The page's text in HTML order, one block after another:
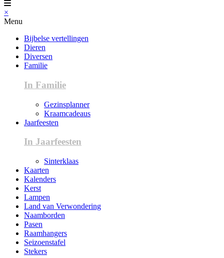
×
Menu
Bijbelse vertellingen
Dieren
Diversen
Familie
In Familie
Gezinsplanner
Kraamcadeaus
Jaarfeesten
In Jaarfeesten
Sinterklaas
Kaarten
Kalenders
Kerst
Lampen
Land van Verwondering
Naamborden
Pasen
Raamhangers
Seizoenstafel
Stekers